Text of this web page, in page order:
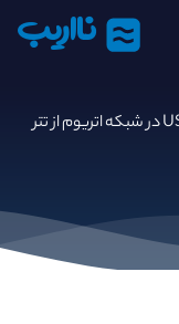
نااریب
تعداد تراکنش های USDC در شبکه اتریوم از تتر